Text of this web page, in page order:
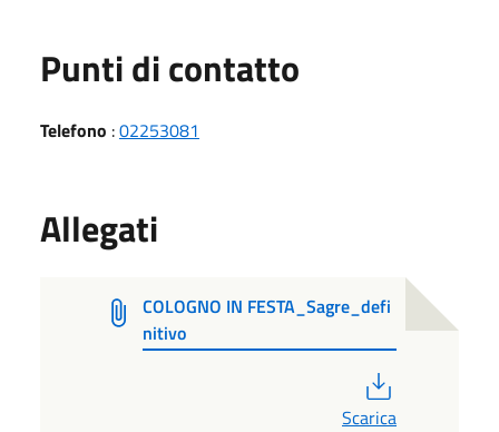
Punti di contatto
Telefono :02253081
Allegati
COLOGNO IN FESTA_Sagre_defi
nitivo
Scarica